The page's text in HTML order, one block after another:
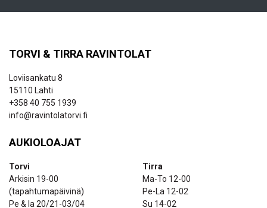
TORVI & TIRRA RAVINTOLAT
Loviisankatu 8
15110 Lahti
+358 40 755 1939
info@ravintolatorvi.fi
AUKIOLOAJAT
Torvi
Arkisin 19-00
(tapahtumapäivinä)
Pe & la 20/21-03/04
Tirra
Ma-To 12-00
Pe-La 12-02
Su 14-02